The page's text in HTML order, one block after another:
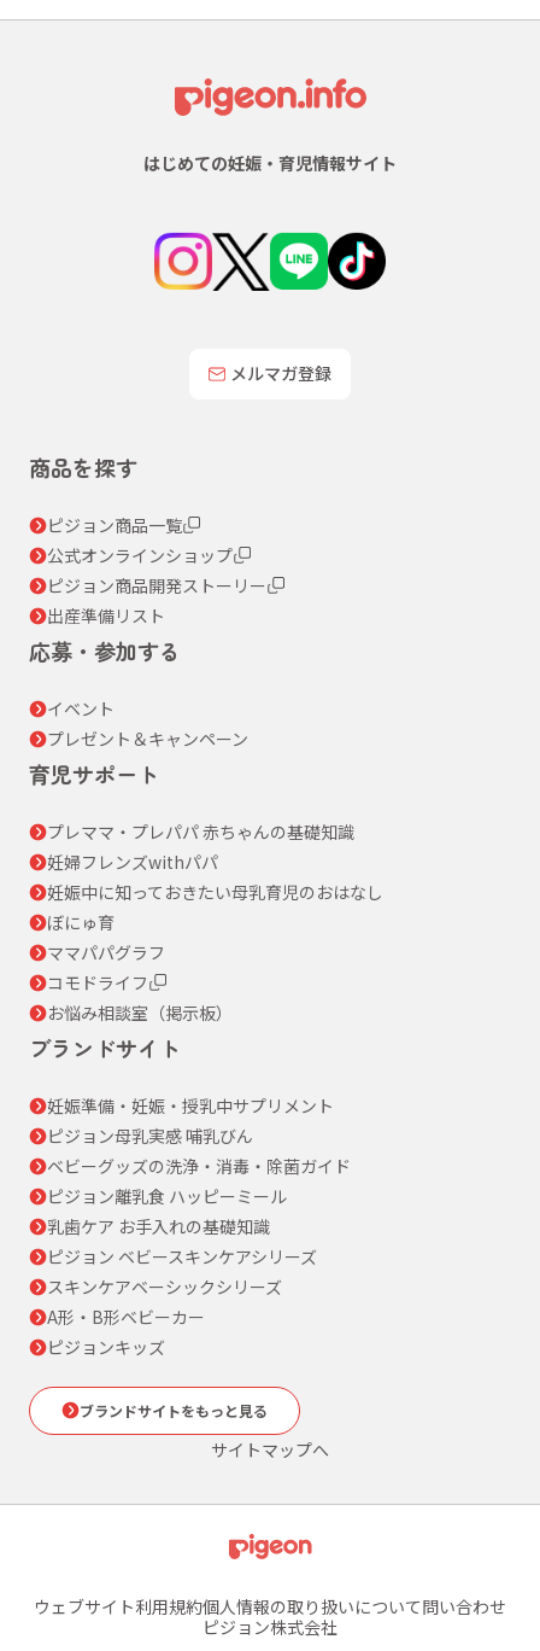
はじめての妊娠・育児情報サイト
メルマガ登録
商品を探す
ピジョン商品一覧
公式オンラインショップ
ピジョン商品開発ストーリー
出産準備リスト
応募・参加する
イベント
プレゼント＆キャンペーン
育児サポート
プレママ・プレパパ 赤ちゃんの基礎知識
妊婦フレンズwithパパ
妊娠中に知っておきたい母乳育児のおはなし
ぼにゅ育
ママパパグラフ
コモドライフ
お悩み相談室（掲示板）
ブランドサイト
妊娠準備・妊娠・授乳中サプリメント
ピジョン母乳実感 哺乳びん
ベビーグッズの洗浄・消毒・除菌ガイド
ピジョン離乳食 ハッピーミール
乳歯ケア お手入れの基礎知識
ピジョン ベビースキンケアシリーズ
スキンケアベーシックシリーズ
A形・B形ベビーカー
ピジョンキッズ
ブランドサイトをもっと見る
サイトマップへ
ウェブサイト利用規約個人情報の取り扱いについて問い合わせ
ピジョン株式会社